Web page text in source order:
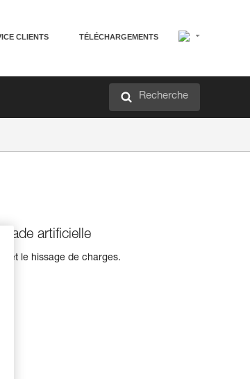
CLIENTS TÉLÉCHARGEMENTS
Recherche
artificielle
et le hissage de charges.